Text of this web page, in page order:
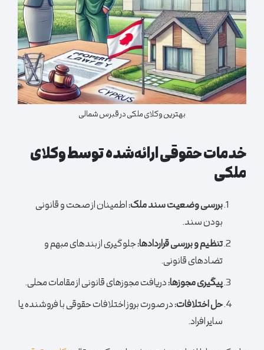
بهترین وکلای ملکی در قبرس شمالی
خدمات حقوقی ارائه‌شده توسط وکلای
ملکی
بررسی وضعیت سند ملک:اطمینان از صحت و قانونی
بودن سند.
تنظیم و بررسی قراردادها:جلوگیری از بندهای مبهم و
تضادهای قانونی.
پیگیری مجوزها:دریافت مجوزهای قانونی از مقامات محلی.
حل اختلافات:در صورت بروز اختلافات حقوقی با فروشنده یا
سایر افراد.